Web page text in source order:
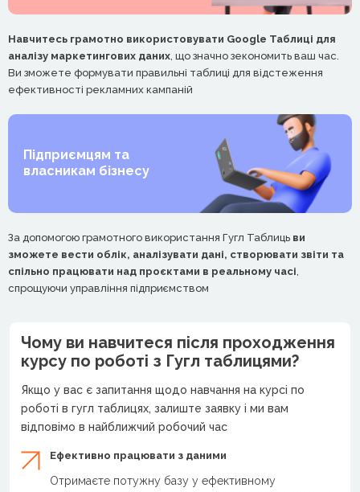
Навчитесь грамотно використовувати Google Таблиці для
аналізу маркетингових даних , що значно зекономить ваш час.
Ви зможете формувати правильні таблиці для відстеження
ефективності рекламних кампаній
Підприємцям та
власникам бізнесу
За допомогою грамотного використання Гугл Таблиць ви
зможете вести облік, аналізувати дані, створювати звіти та
спільно працювати над проєктами в реальному часі
спрощуючи управління підприємством
Чому ви навчитеся після проходження
курсу по роботі з Гугл таблицями?
Якщо у вас є запитання щодо навчання на курсі по
роботі в гугл таблицях, залиште заявку і ми вам
відповімо в найближчий робочий час
Ефективно працювати з даними
Отримаєте потужну базу у ефективному